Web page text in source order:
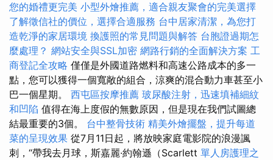
您的婚禮更完美 小型外燴推薦，適合親友聚會的完美選擇
了解徵信社的價位，選擇合適服務 台中居家清潔，為您打
造乾淨的家居環境 換護照的常見問題與解答 台胞證過期怎
麼處理？ 網站安全與SSL加密 網路行銷的全面解決方案 工
商登記全攻略 僅僅是外國道路燃料和高速公路成本的多一
點，您可以獲得一個寬敞的組合，涼爽的混合動力車甚至小
巴一個星期。 西屯區按摩推薦 玻尿酸注射，迅速填補細紋
和凹陷 值得在海上度假的無數原因，但是現在我們試圖總
結最重要的3個。 台中整骨技術 精美外燴擺盤，提升每道
菜的呈現效果 從7月11日起，將放映家庭電影院的浪漫諷
刺，“帶我去月球，斯嘉麗·約翰遜（Scarlett 單人房護理之